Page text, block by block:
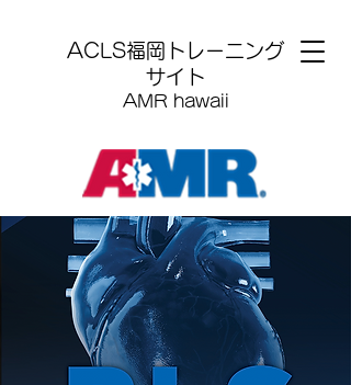
​ACLS福岡トレーニング
サイト
AMR hawaii